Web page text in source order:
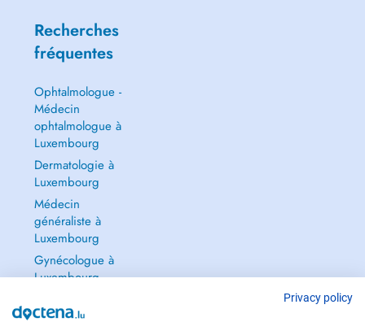
Recherches
fréquentes
Ophtalmologue -
Médecin
ophtalmologue à
Luxembourg
Dermatologie à
Luxembourg
Médecin
généraliste à
Luxembourg
Gynécologue à
Luxembourg
Privacy policy